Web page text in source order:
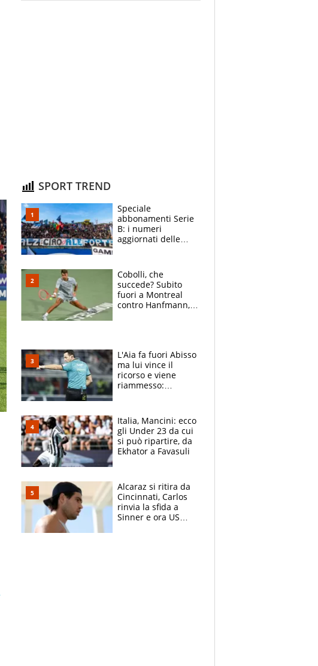
SPORT TREND
Speciale
abbonamenti Serie
B: i numeri
aggiornati delle
Cobolli, che
succede? Subito
fuori a Montreal
contro Hanfmann,
L'Aia fa fuori Abisso
ma lui vince il
ricorso e viene
riammesso:
Italia, Mancini: ecco
gli Under 23 da cui
si può ripartire, da
Ekhator a Favasuli
Alcaraz si ritira da
Cincinnati, Carlos
rinvia la sfida a
Sinner e ora US